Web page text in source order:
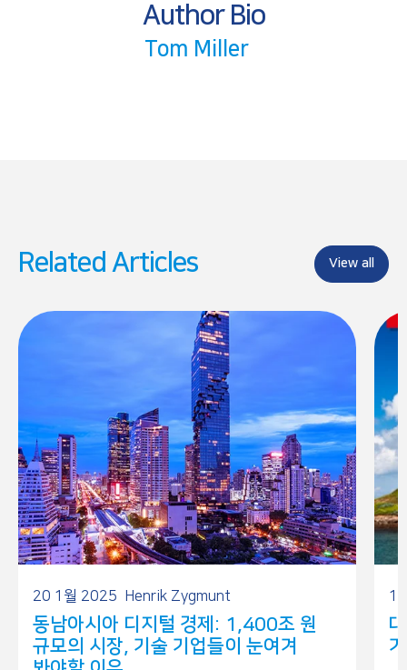
Author Bio
Tom Miller
Related Articles View all
20 1월 2025 Henrik Zygmunt
동남아시아 디지털 경제: 1,400조 원
규모의 시장, 기술 기업들이 눈여겨